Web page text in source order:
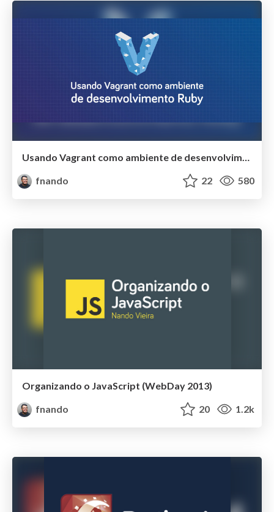
Usando Vagrant como ambiente de desenvolvimento Ruby
fnando
22 580
Organizando o JavaScript (WebDay 2013)
fnando
20 1.2k